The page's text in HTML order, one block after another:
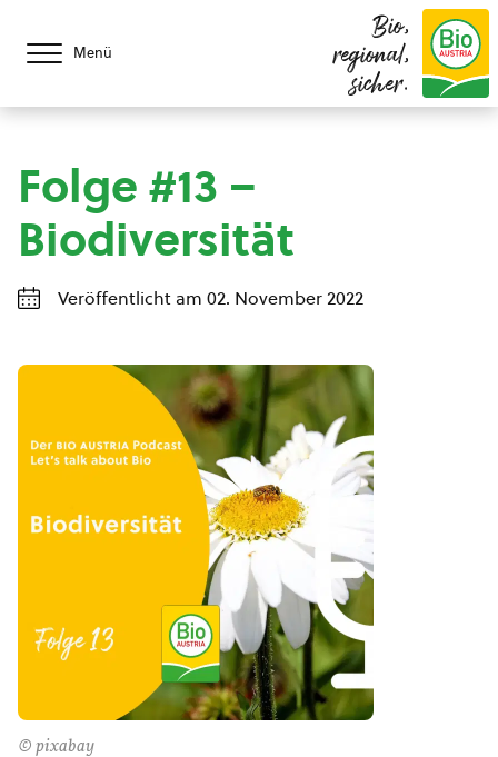
Menü
Bio,
regional,
sicher.
Folge #13 –
Biodiversität
Veröffentlicht am 02. November 2022
© pixabay